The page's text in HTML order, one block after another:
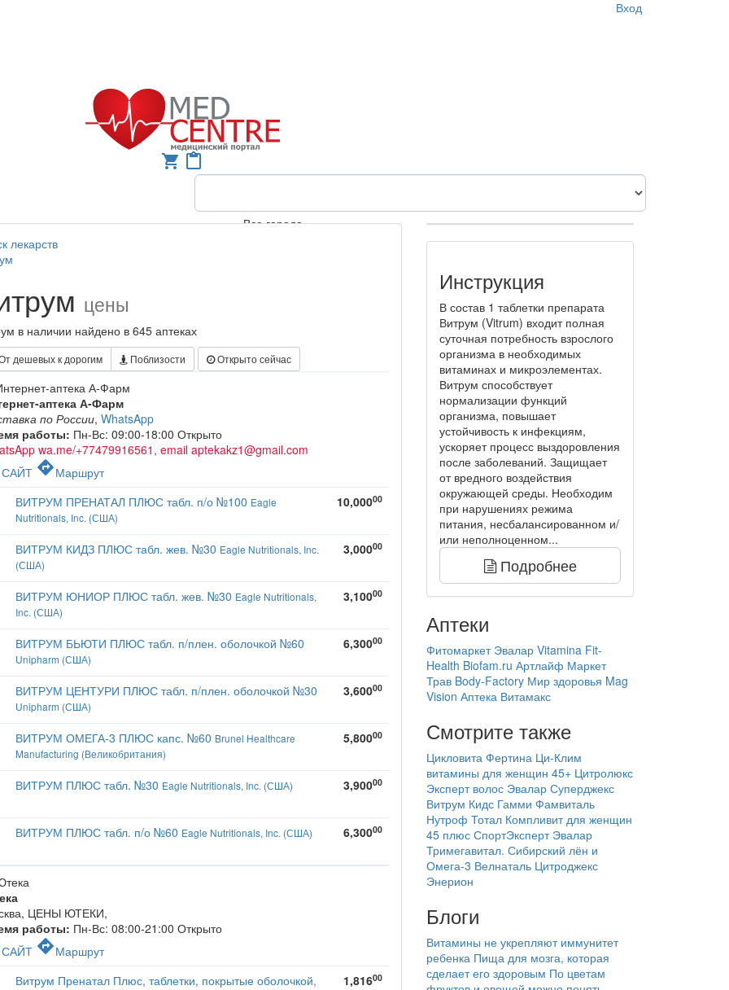
Вход
shopping_cart content_paste
Все города
лекарств
цены
в наличии найдено в 645 аптеках
дешевых к дорогим Поблизости Открыто сейчас
аптека А-Фарм
по России, WhatsApp
работы: Пн-Вс: 09:00-18:00 Открыто
wa.me/+77479916561, email aptekakz1@gmail.com
САЙТ directionsМаршрут
ВИТРУМ ПРЕНАТАЛ ПЛЮС табл. п/о №100 Eagle
Nutritionals, Inc. (США)
10,00000
ВИТРУМ КИДЗ ПЛЮС табл. жев. №30 Eagle Nutritionals, Inc.
(США)
3,00000
ВИТРУМ ЮНИОР ПЛЮС табл. жев. №30 Eagle Nutritionals,
Inc. (США)
3,10000
ВИТРУМ БЬЮТИ ПЛЮС табл. п/плен. оболочкой №60
Unipharm (США)
6,30000
ВИТРУМ ЦЕНТУРИ ПЛЮС табл. п/плен. оболочкой №30
Unipharm (США)
3,60000
ВИТРУМ ОМЕГА-3 ПЛЮС капс. №60 Brunel Healthcare
Manufacturing (Великобритания)
5,80000
ВИТРУМ ПЛЮС табл. №30 Eagle Nutritionals, Inc. (США) 3,90000
ВИТРУМ ПЛЮС табл. п/о №60 Eagle Nutritionals, Inc. (США) 6,30000
ЦЕНЫ ЮТЕКИ,
работы: Пн-Вс: 08:00-21:00 Открыто
САЙТ directionsМаршрут
Витрум Пренатал Плюс, таблетки, покрытые оболочкой,
1,81600
Инструкция
В состав 1 таблетки препарата
Витрум (Vitrum) входит полная
суточная потребность взрослого
организма в необходимых
витаминах и микроэлементах.
Витрум способствует
нормализации функций
организма, повышает
устойчивость к инфекциям,
ускоряет процесс выздоровления
после заболеваний. Защищает
от вредного воздействия
окружающей среды. Необходим
при нарушениях режима
питания, несбалансированном и/
или неполноценном...
Подробнее
Аптеки
Фитомаркет Эвалар Vitamina Fit-
Health Biofam.ru Артлайф Маркет
Трав Body-Factory Мир здоровья Mag
Vision Аптека Витамакс
Смотрите также
Цикловита Фертина Ци-Клим
витамины для женщин 45+ Цитролюкс
Эксперт волос Эвалар Суперджекс
Витрум Кидс Гамми Фамвиталь
Нутроф Тотал Компливит для женщин
45 плюс СпортЭксперт Эвалар
Тримегавитал. Сибирский лён и
Омега-3 Велнаталь Цитроджекс
Энерион
Блоги
Витамины не укрепляют иммунитет
ребенка Пища для мозга, которая
сделает его здоровым По цветам